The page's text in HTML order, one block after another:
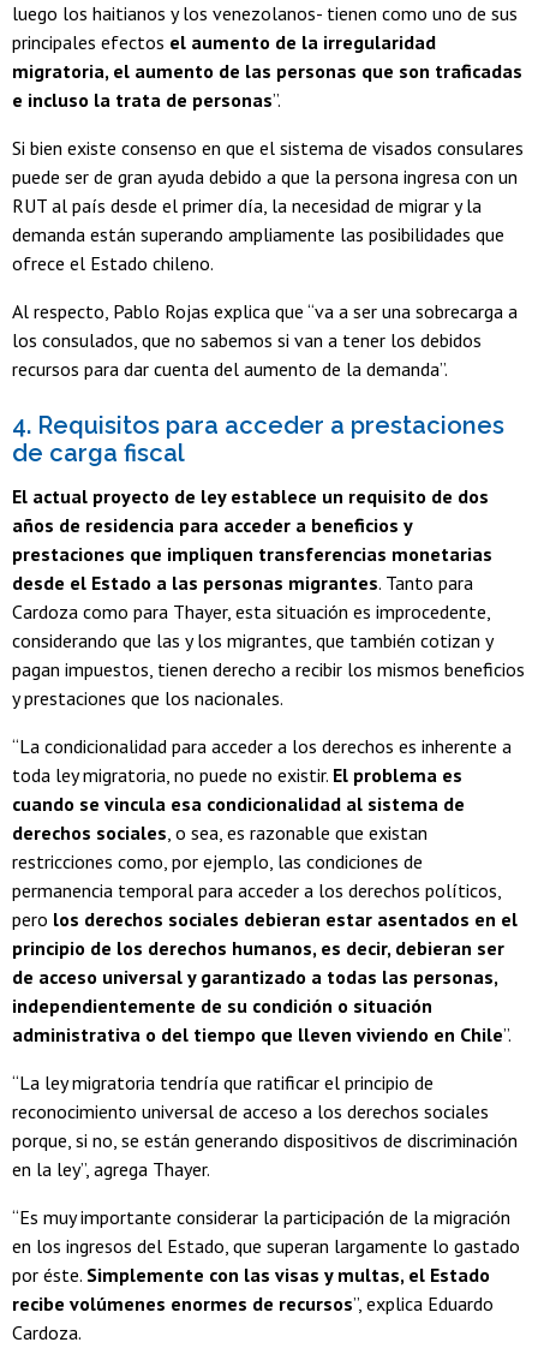
luego los haitianos y los venezolanos- tienen como uno de sus
principales efectos el aumento de la irregularidad
migratoria, el aumento de las personas que son traficadas
e incluso la trata de personas”.
Si bien existe consenso en que el sistema de visados consulares
puede ser de gran ayuda debido a que la persona ingresa con un
RUT al país desde el primer día, la necesidad de migrar y la
demanda están superando ampliamente las posibilidades que
ofrece el Estado chileno.
Al respecto, Pablo Rojas explica que “va a ser una sobrecarga a
los consulados, que no sabemos si van a tener los debidos
recursos para dar cuenta del aumento de la demanda”.
4. Requisitos para acceder a prestaciones
de carga fiscal
El actual proyecto de ley establece un requisito de dos
años de residencia para acceder a beneficios y
prestaciones que impliquen transferencias monetarias
desde el Estado a las personas migrantes. Tanto para
Cardoza como para Thayer, esta situación es improcedente,
considerando que las y los migrantes, que también cotizan y
pagan impuestos, tienen derecho a recibir los mismos beneficios
y prestaciones que los nacionales.
“La condicionalidad para acceder a los derechos es inherente a
toda ley migratoria, no puede no existir. El problema es
cuando se vincula esa condicionalidad al sistema de
derechos sociales , o sea, es razonable que existan
restricciones como, por ejemplo, las condiciones de
permanencia temporal para acceder a los derechos políticos,
pero los derechos sociales debieran estar asentados en el
principio de los derechos humanos, es decir, debieran ser
de acceso universal y garantizado a todas las personas,
independientemente de su condición o situación
administrativa o del tiempo que lleven viviendo en Chile”.
“La ley migratoria tendría que ratificar el principio de
reconocimiento universal de acceso a los derechos sociales
porque, si no, se están generando dispositivos de discriminación
en la ley”, agrega Thayer.
“Es muy importante considerar la participación de la migración
en los ingresos del Estado, que superan largamente lo gastado
por éste. Simplemente con las visas y multas, el Estado
recibe volúmenes enormes de recursos”, explica Eduardo
Cardoza.